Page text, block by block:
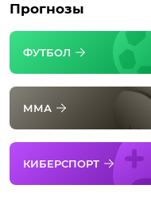
Прогнозы
ФУТБОЛ
ММА
КИБЕРСПОРТ